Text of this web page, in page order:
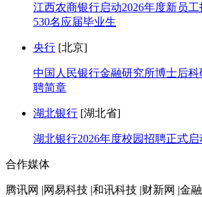
江西农商银行启动2026年度新员
530名应届毕业生
央行 [北京]
中国人民银行金融研究所博士后科
聘简章
湖北银行 [湖北省]
湖北银行2026年度校园招聘正式启
合作媒体
腾讯网 |网易科技 |和讯科技 |财新网 |金